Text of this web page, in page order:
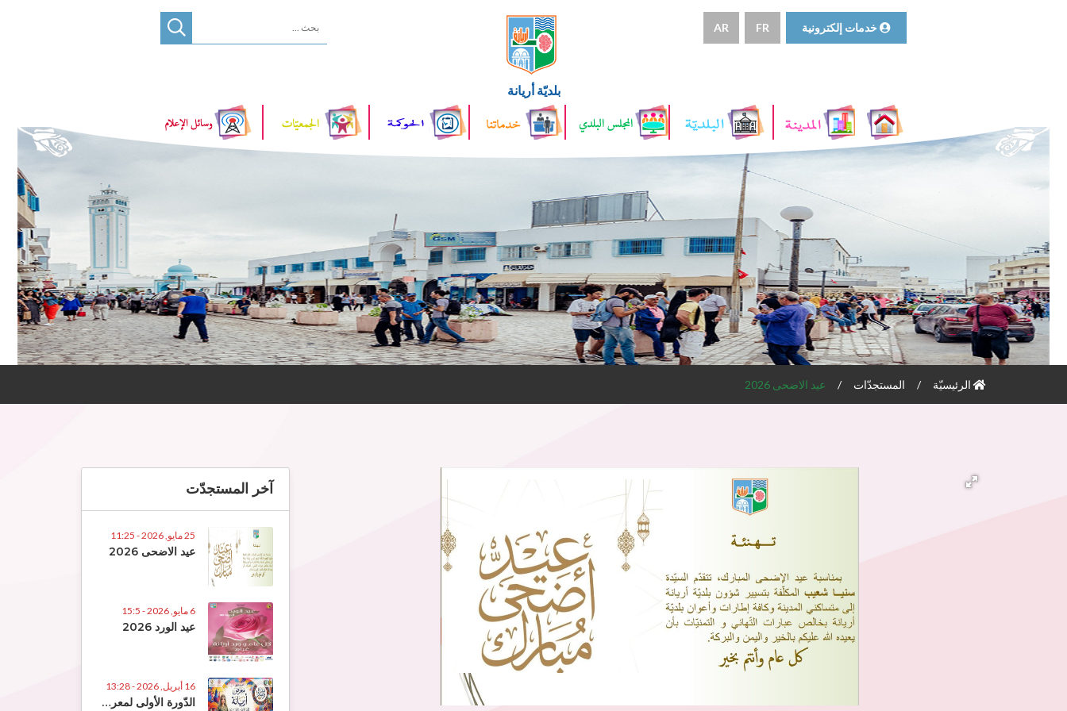
بلديّة أريانة
خدمات إلكترونية FR
AR
الرئيسيّة المستجدّات عيد الاضحى 2026
آخر المستجدّت
25 مايو, 2026 - 11:25
عيد الاضحى 2026
6 مايو, 2026 - 15:5
عيد الورد 2026
16 أبريل, 2026 - 13:28
الدّورة الأولى لمعرض الصّناعات التّقلييديّة